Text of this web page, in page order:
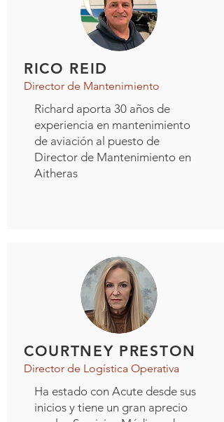
RICO REID
Director de Mantenimiento
Richard aporta 30 años de
experiencia en mantenimiento
de aviación al puesto de
Director de Mantenimiento en
Aitheras
COURTNEY PRESTON
Director de Logística Operativa
Ha estado con Acute desde sus
inicios y tiene un gran aprecio